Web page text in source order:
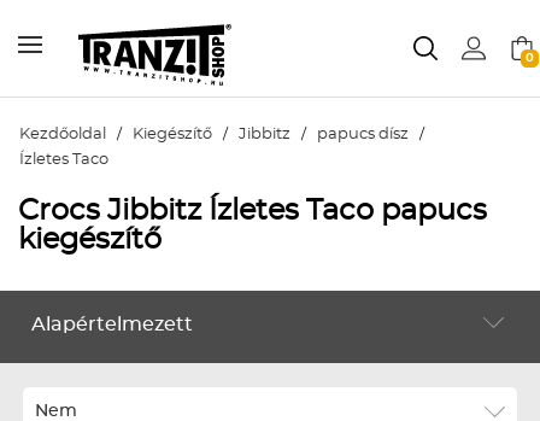
0
Kezdőoldal / Kiegészítő / Jibbitz / papucs dísz /
Ízletes Taco
Crocs Jibbitz Ízletes Taco papucs
kiegészítő
KIEGÉSZÍTŐ
Alapértelmezett
Alapértelmezett
Legújabbak
Nem